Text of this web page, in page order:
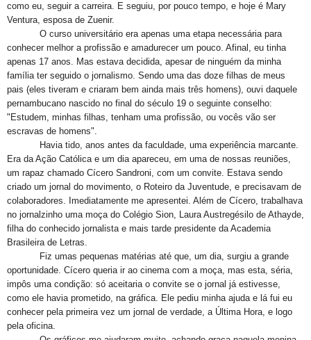
como eu, seguir a carreira. E seguiu, por pouco tempo, e hoje é Mary
Ventura, esposa de Zuenir.
O curso universitário era apenas uma etapa necessária para
conhecer melhor a profissão e amadurecer um pouco. Afinal, eu tinha
apenas 17 anos. Mas estava decidida, apesar de ninguém da minha
família ter seguido o jornalismo. Sendo uma das doze filhas de meus
pais (eles tiveram e criaram bem ainda mais três homens), ouvi daquele
pernambucano nascido no final do século 19 o seguinte conselho:
"Estudem, minhas filhas, tenham uma profissão, ou vocês vão ser
escravas de homens".
Havia tido, anos antes da faculdade, uma experiência marcante.
Era da Ação Católica e um dia apareceu, em uma de nossas reuniões,
um rapaz chamado Cícero Sandroni, com um convite. Estava sendo
criado um jornal do movimento, o Roteiro da Juventude, e precisavam de
colaboradores. Imediatamente me apresentei. Além de Cícero, trabalhava
no jornalzinho uma moça do Colégio Sion, Laura Austregésilo de Athayde,
filha do conhecido jornalista e mais tarde presidente da Academia
Brasileira de Letras.
Fiz umas pequenas matérias até que, um dia, surgiu a grande
oportunidade. Cícero queria ir ao cinema com a moça, mas esta, séria,
impôs uma condição: só aceitaria o convite se o jornal já estivesse,
como ele havia prometido, na gráfica. Ele pediu minha ajuda e lá fui eu
conhecer pela primeira vez um jornal de verdade, a Última Hora, e logo
pela oficina.